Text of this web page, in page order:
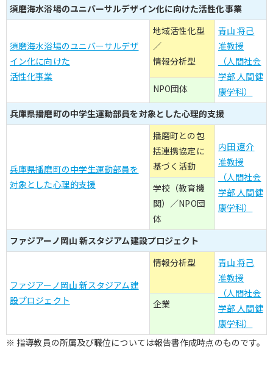
須磨海水浴場のユニバーサルデザイン化に向けた活性化事業
須磨海水浴場のユニバーサルデザ
イン化に向けた
活性化事業
地域活性化型
／
情報分析型
青山 将己
准教授
（人間社会
学部 人間健
康学科）
NPO団体
兵庫県播磨町の中学生運動部員を対象とした心理的支援
兵庫県播磨町の中学生運動部員を
対象とした心理的支援
播磨町との包
括連携協定に
基づく活動
内田 遼介
准教授
（人間社会
学部 人間健
康学科）
学校（教育機
関）／NPO団
体
ファジアーノ岡山 新スタジアム建設プロジェクト
ファジアーノ岡山 新スタジアム建
設プロジェクト
情報分析型
青山 将己
准教授
（人間社会
学部 人間健
康学科）
企業
※ 指導教員の所属及び職位については報告書作成時点のものです。